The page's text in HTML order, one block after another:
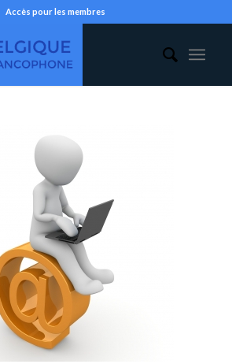
Accès pour les membres